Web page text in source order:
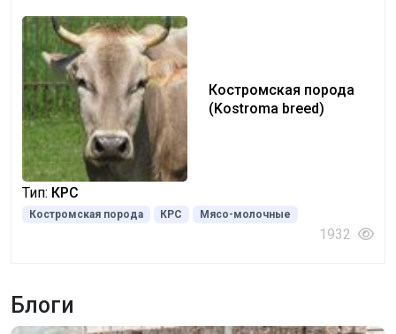
Костромская порода
(Kostroma breed)
Тип: КРС
Костромская порода КРС Мясо-молочные
1932
Блоги